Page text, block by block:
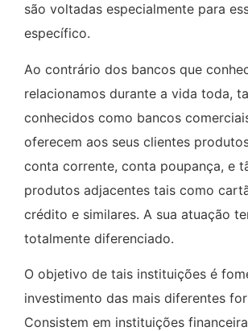
são voltadas especialmente para
específico.
Ao contrário dos bancos que
relacionamos durante a vida toda,
conhecidos como bancos
oferecem aos seus clientes
conta corrente, conta poupança, e
produtos adjacentes tais como
crédito e similares. A sua atuação
totalmente diferenciado.
O objetivo de tais instituições é
investimento das mais diferentes
Consistem em instituições